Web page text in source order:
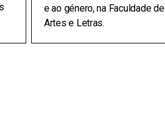
e ao género, na Faculdade de
Artes e Letras.